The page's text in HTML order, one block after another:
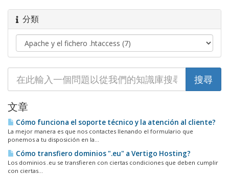
分類
文章
Cómo funciona el soporte técnico y la atención al cliente?
La mejor manera es que nos contactes llenando el formulario que
ponemos a tu disposición en la...
Cómo transfiero dominios ".eu" a Vertigo Hosting?
Los dominios .eu se transfieren con ciertas condiciones que deben cumplir
con ciertas...